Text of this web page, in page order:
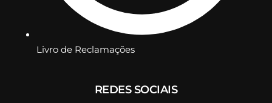
Livro de Reclamações
REDES SOCIAIS